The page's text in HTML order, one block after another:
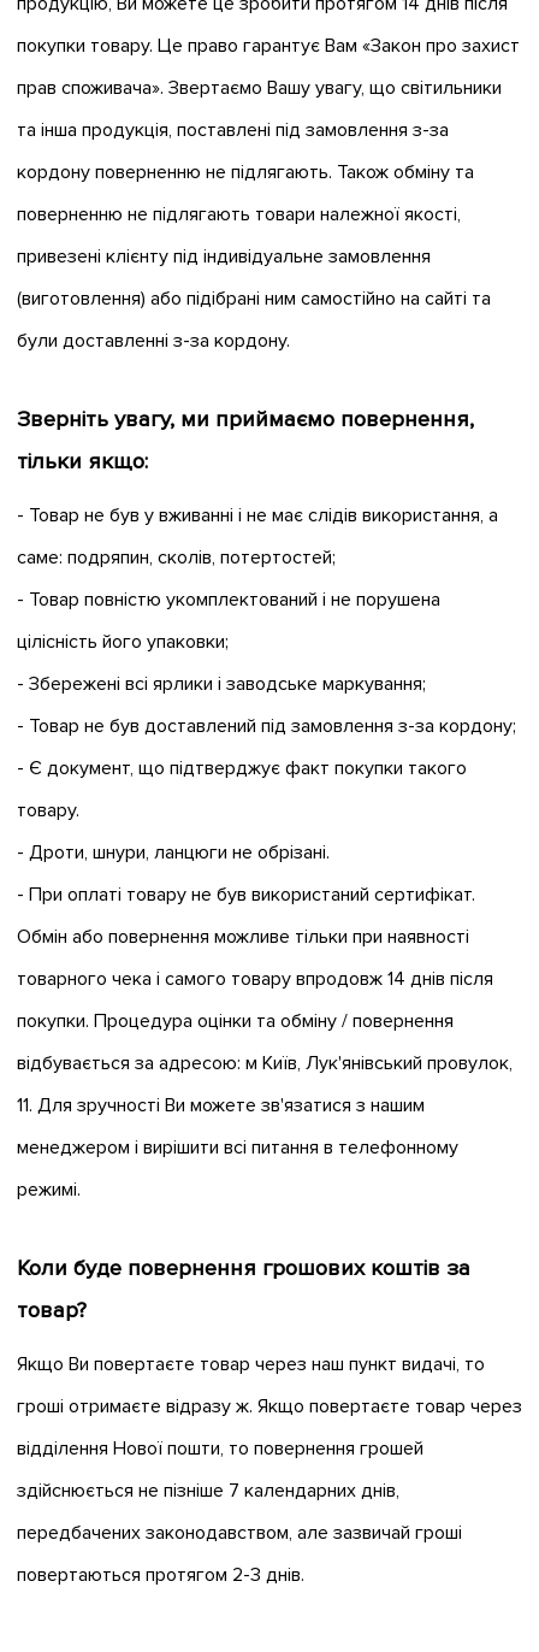
покупки товару. Це право гарантує Вам «Закон про захист
прав споживача». Звертаємо Вашу увагу, що світильники
та інша продукція, поставлені під замовлення з-за
кордону поверненню не підлягають. Також обміну та
поверненню не підлягають товари належної якості,
привезені клієнту під індивідуальне замовлення
(виготовлення) або підібрані ним самостійно на сайті та
були доставленні з-за кордону.
Зверніть увагу, ми приймаємо повернення,
тільки якщо:
- Товар не був у вживанні і не має слідів використання, а
саме: подряпин, сколів, потертостей;
- Товар повністю укомплектований і не порушена
цілісність його упаковки;
- Збережені всі ярлики і заводське маркування;
- Товар не був доставлений під замовлення з-за кордону;
- Є документ, що підтверджує факт покупки такого
товару.
- Дроти, шнури, ланцюги не обрізані.
- При оплаті товару не був використаний сертифікат.
Обмін або повернення можливе тільки при наявності
товарного чека і самого товару впродовж 14 днів після
покупки. Процедура оцінки та обміну / повернення
відбувається за адресою: м Київ, Лук'янівський провулок,
11. Для зручності Ви можете зв'язатися з нашим
менеджером і вирішити всі питання в телефонному
режимі.
Коли буде повернення грошових коштів за
товар?
Якщо Ви повертаєте товар через наш пункт видачі, то
гроші отримаєте відразу ж. Якщо повертаєте товар через
відділення Нової пошти, то повернення грошей
здійснюється не пізніше 7 календарних днів,
передбачених законодавством, але зазвичай гроші
повертаються протягом 2-3 днів.